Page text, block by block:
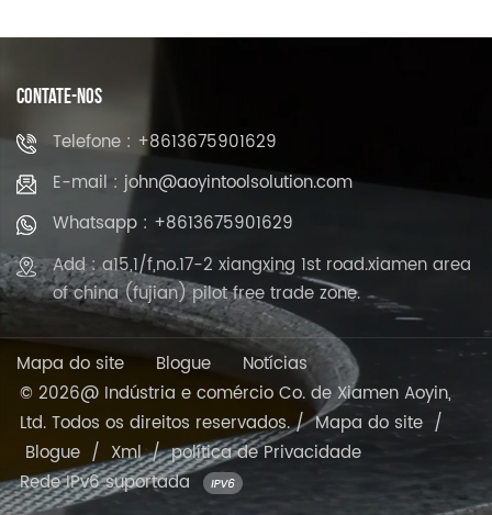
CONTATE-NOS
Telefone : +8613675901629
E-mail : john@aoyintoolsolution.com
Whatsapp : +8613675901629
Add : a15,1/f,no.17-2 xiangxing 1st road.xiamen area
of china (fujian) pilot free trade zone.
Mapa do site Blogue
Notícias
© 2026@ Indústria e comércio Co. de Xiamen Aoyin,
Ltd. Todos os direitos reservados. /Mapa do site /
Blogue / Xml/política de Privacidade
Rede IPv6 suportada